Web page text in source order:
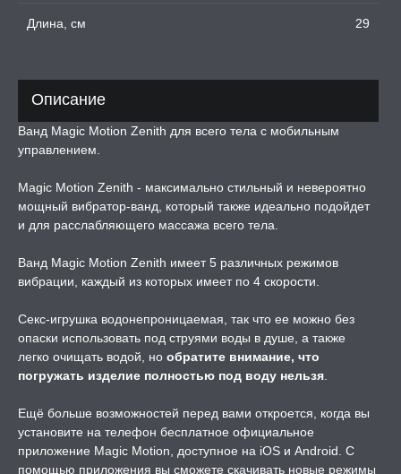
ДЛЯ СЕКСА
ПОМПЫ
ПРИКОЛЫ,
УПАКОВКА
ЧАШИ И
ДЛЯ СЕКСА
Длина, см 29
Описание
Ванд Magic Motion Zenith для всего тела с мобильным
управлением.
Magic Motion Zenith - максимально стильный и невероятно
мощный вибратор-ванд, который также идеально подойдет
и для расслабляющего массажа всего тела.
Ванд Magic Motion Zenith имеет 5 различных режимов
вибрации, каждый из которых имеет по 4 скорости.
Секс-игрушка водонепроницаемая, так что ее можно без
опаски использовать под струями воды в душе, а также
легко очищать водой, но обратите внимание, что
погружать изделие полностью под воду нельзя
Ещё больше возможностей перед вами откроется, когда вы
установите на телефон бесплатное официальное
приложение Magic Motion, доступное на iOS и Android. С
помощью приложения вы сможете скачивать новые режимы